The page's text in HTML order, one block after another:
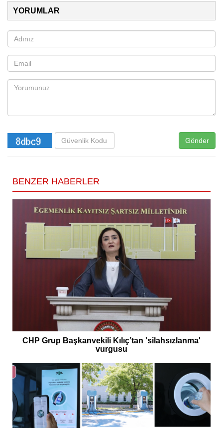
YORUMLAR
Gönder
BENZER HABERLER
CHP Grup Başkanvekili Kılıç’tan 'silahsızlanma'
vurgusu